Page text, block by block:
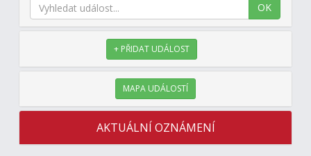
OK
+ PŘIDAT UDÁLOST
MAPA UDÁLOSTÍ
AKTUÁLNÍ OZNÁMENÍ